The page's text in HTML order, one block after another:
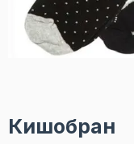
Кишобран